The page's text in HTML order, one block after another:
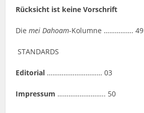
Rücksicht ist keine Vorschrift
Diemei Dahoam-Kolumne ……………. 49
STANDARDS
Editorial ………………………… 03
Impressum …………………….. 50